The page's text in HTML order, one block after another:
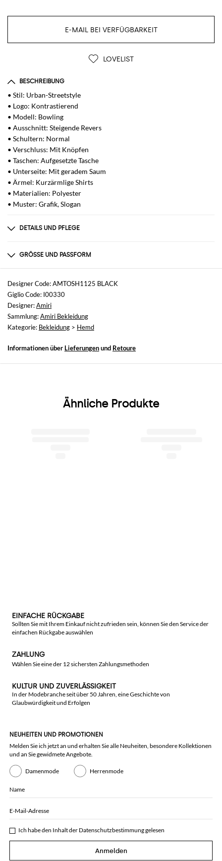
E-MAIL BEI VERFÜGBARKEIT
LOVELIST
BESCHREIBUNG
• Stil: Urban-Streetstyle
• Logo: Kontrastierend
• Modell: Bowling
• Ausschnitt: Steigende Revers
• Schultern: Normal
• Verschluss: Mit Knöpfen
• Taschen: Aufgesetzte Tasche
• Unterseite: Mit geradem Saum
• Ärmel: Kurzärmlige Shirts
• Materialien: Polyester
• Muster: Grafik, Slogan
DETAILS UND PFLEGE
100% POLYESTER
GRÖSSE UND PASSFORM
Größen
nicht verfügbar
Größe und Passform
Normale Passform
Designer Code: AMTOSH1125 BLACK
Giglio Code: I00330
Designer:Amiri
Sammlung:Amiri Bekleidung
Kategorie: Bekleidung > Hemd
Informationen über Lieferungenund Retoure
Ähnliche Produkte
EINFACHE RÜCKGABE
Sollten Sie mit Ihrem Einkauf nicht zufrieden sein, können Sie den Service der
einfachen Rückgabe auswählen
ZAHLUNG
Wählen Sie eine der 12 sichersten Zahlungsmethoden
KULTUR UND ZUVERLÄSSIGKEIT
In der Modebranche seit über 50 Jahren, eine Geschichte von
Glaubwürdigkeit und Erfolgen
NEUHEITEN UND PROMOTIONEN
Melden Sie ich jetzt an und erhalten Sie alle Neuheiten, besondere Kollektionen
und an Sie gewidmete Angebote.
Damenmode Herrenmode
Name
E-Mail-Adresse
Ich habe den Inhalt der Datenschutzbestimmunggelesen
Anmelden